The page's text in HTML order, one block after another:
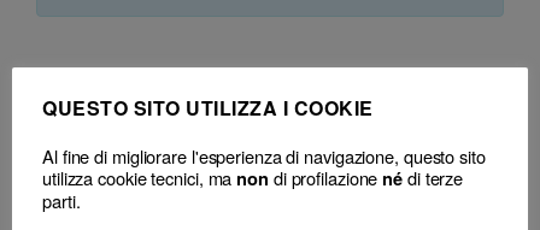
QUESTO SITO UTILIZZA I COOKIE
Al fine di migliorare l'esperienza di navigazione, questo sito
utilizza cookie tecnici, ma non di profilazione nédi terze
parti.